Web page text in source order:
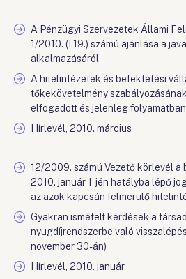
A Pénzügyi Szervezetek Állami
1/2010. (I.19.) számú ajánlása a
alkalmazásáról
A hitelintézetek és befektetési
tőkekövetelmény
elfogadott és jelenleg
Hírlevél, 2010. március
12/2009. számú Vezető körlevél
2010. január 1-jén hatályba lépő
az azok kapcsán felmerülő
Gyakran ismételt kérdések a
nyugdíjrendszerbe való
november 30-án)
Hírlevél, 2010. január